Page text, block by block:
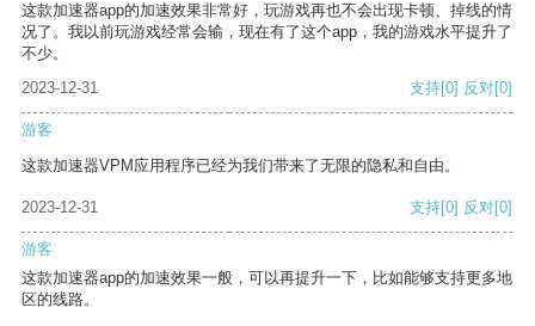
这款加速器app的加速效果非常好，玩游戏再也不会出现卡顿、掉线的情
况了。我以前玩游戏经常会输，现在有了这个app，我的游戏水平提升了
不少。
2023-12-31
支持[0] 反对[0]
游客
这款加速器VPM应用程序已经为我们带来了无限的隐私和自由。
2023-12-31 支持[0] 反对[0]
游客
这款加速器app的加速效果一般，可以再提升一下，比如能够支持更多地
区的线路。